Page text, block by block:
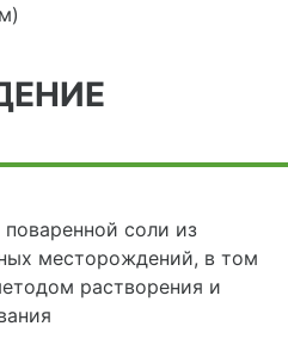
соли из
месторождений, в том
растворения и